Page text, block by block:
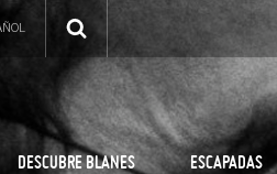
DESCUBRE BLANES ESCAPADAS